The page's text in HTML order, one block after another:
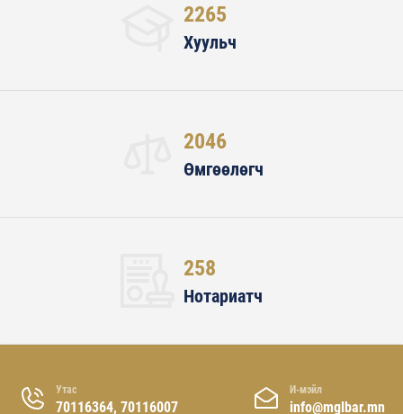
2265
Хуульч
2046
Өмгөөлөгч
258
Нотариатч
Утас
70116364, 70116007
И-мэйл
info@mglbar.mn